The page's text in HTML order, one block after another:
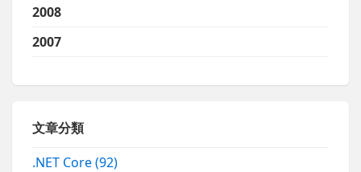
2008
2007
文章分類
.NET Core(92)